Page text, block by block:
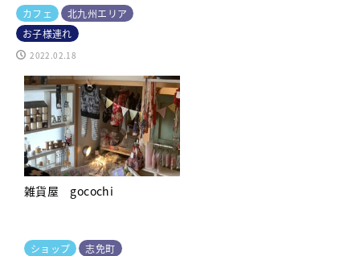
カフェ
北九州エリア
お子様連れ
2022.02.18
雑貨屋 gocochi
ショップ
志免町